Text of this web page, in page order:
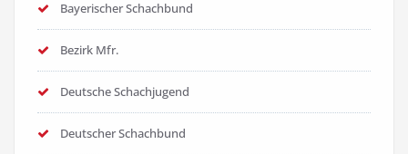
Bayerischer Schachbund
Bezirk Mfr.
Deutsche Schachjugend
Deutscher Schachbund